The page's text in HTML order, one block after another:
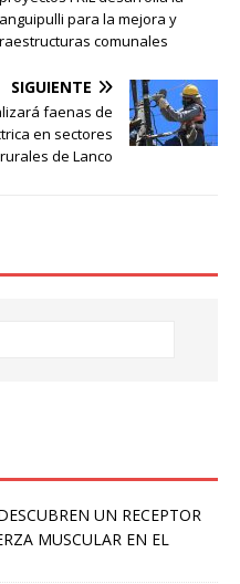
para la mejora y
comunales
SIGUIENTE
faenas de
en sectores
rurales de Lanco
UN RECEPTOR
MUSCULAR EN EL